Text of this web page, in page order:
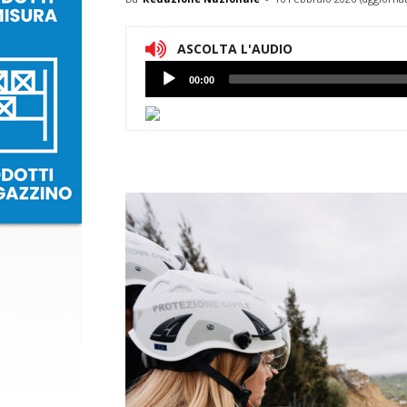
ASCOLTA L'AUDIO
Lettore
Audio
00:00